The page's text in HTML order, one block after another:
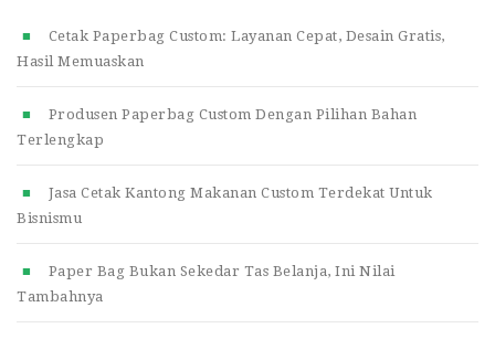
Cetak Paperbag Custom: Layanan Cepat, Desain Gratis,
Hasil Memuaskan
Produsen Paperbag Custom Dengan Pilihan Bahan
Terlengkap
Jasa Cetak Kantong Makanan Custom Terdekat Untuk
Bisnismu
Paper Bag Bukan Sekedar Tas Belanja, Ini Nilai
Tambahnya